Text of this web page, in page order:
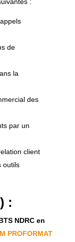
appels
de
la
des
par un
client
outils
:
NDRC en
PROFORMAT